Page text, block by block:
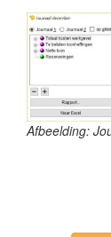
Afbeelding: